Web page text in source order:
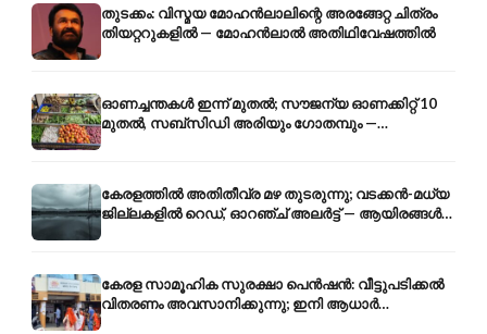
തുടക്കം: വിസ്മയ മോഹൻലാലിന്റെ അരങ്ങേറ്റ ചിത്രം
തിയറ്ററുകളിൽ — മോഹൻലാൽ അതിഥിവേഷത്തിൽ
ഓണച്ചന്തകൾ ഇന്ന് മുതൽ; സൗജന്യ ഓണക്കിറ്റ് 10
മുതൽ, സബ്സിഡി അരിയും ഗോതമ്പും —
വിലക്കയറ്റത്തിന് കടിഞ്ഞാൺ
കേരളത്തിൽ അതിതീവ്ര മഴ തുടരുന്നു; വടക്കൻ-മധ്യ
ജില്ലകളിൽ റെഡ്, ഓറഞ്ച് അലർട്ട് — ആയിരങ്ങൾ
ക്യാമ്പുകളിൽ
കേരള സാമൂഹിക സുരക്ഷാ പെൻഷൻ: വീട്ടുപടിക്കൽ
വിതരണം അവസാനിക്കുന്നു; ഇനി ആധാർ
അക്കൗണ്ടിൽ നേരിട്ട്